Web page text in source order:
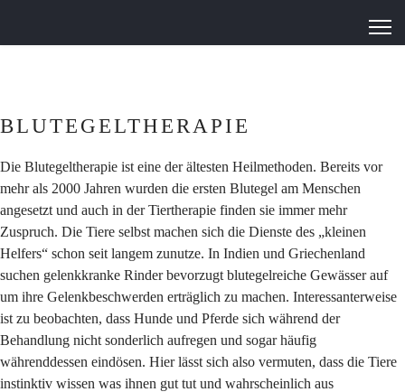
BLUTEGELTHERAPIE
Die Blutegeltherapie ist eine der ältesten Heilmethoden. Bereits vor
mehr als 2000 Jahren wurden die ersten Blutegel am Menschen
angesetzt und auch in der Tiertherapie finden sie immer mehr
Zuspruch. Die Tiere selbst machen sich die Dienste des „kleinen
Helfers“ schon seit langem zunutze. In Indien und Griechenland
suchen gelenkkranke Rinder bevorzugt blutegelreiche Gewässer auf
um ihre Gelenkbeschwerden erträglich zu machen. Interessanterweise
ist zu beobachten, dass Hunde und Pferde sich während der
Behandlung nicht sonderlich aufregen und sogar häufig
währenddessen eindösen. Hier lässt sich also vermuten, dass die Tiere
instinktiv wissen was ihnen gut tut und wahrscheinlich aus